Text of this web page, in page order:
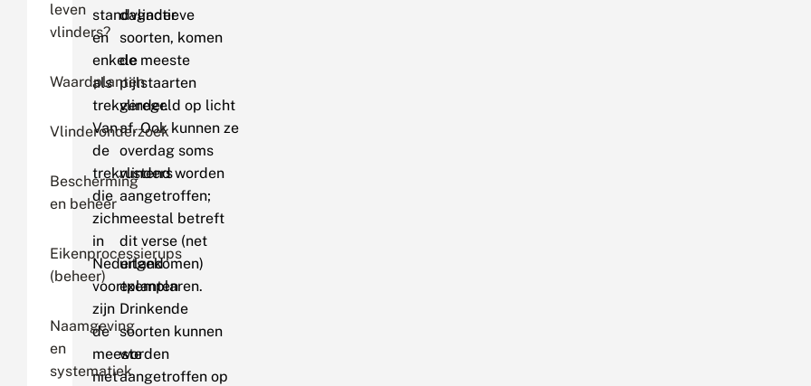
leven
vlinders?
Waardplanten
Vlinderonderzoek
Bescherming
en beheer
Eikenprocessierups
(beheer)
Naamgeving
en
systematiek
standvlinder
en
enkele
als
trekvlinder.
Van
de
trekvlinders
die
zich
in
Nederland
voortplanten
zijn
de
meeste
niet
dagactieve
soorten, komen
de meeste
pijlstaarten
geregeld op licht
af. Ook kunnen ze
overdag soms
rustend worden
aangetroffen;
meestal betreft
dit verse (net
uitgekomen)
exemplaren.
Drinkende
soorten kunnen
worden
aangetroffen op